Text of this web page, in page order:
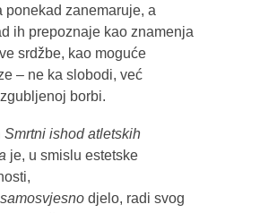
ponekad zanemaruje, a
ih prepoznaje kao znamenja
srdžbe, kao moguće
– ne ka slobodi, već
borbi.
Smrtni ishod atletskih
je, u smislu estetske
samosvjesnodjelo, radi svog